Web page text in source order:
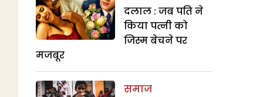
दलाल : जब पति ने
किया पत्नी को
जिस्म बेचने पर
मजबूर
समाज